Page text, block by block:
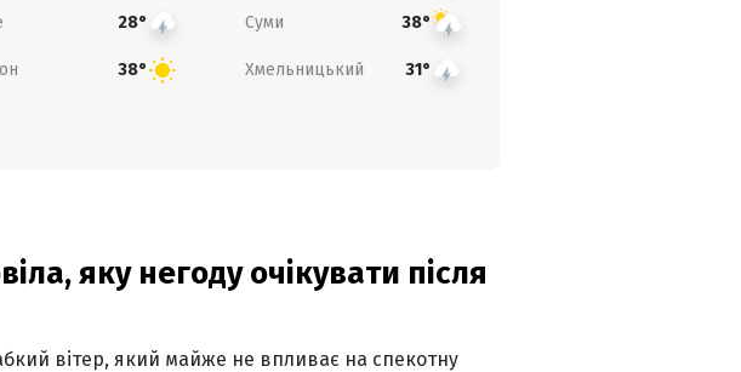
28° Суми 38°
38° Хмельницький 31°
яку негоду очікувати після
вітер, який майже не впливає на спекотну